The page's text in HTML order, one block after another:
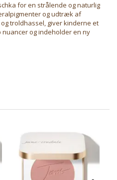
for en strålende og naturlig
og udtræk af
troldhassel, giver kinderne et
og indeholder en ny